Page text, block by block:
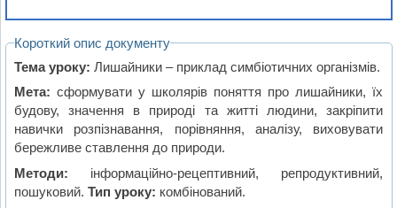
Короткий опис документу
Тема уроку: Лишайники – приклад симбіотичних організмів.
Мета: сформувати у школярів поняття про лишайники, їх
будову, значення в природі та житті людини, закріпити
навички розпізнавання, порівняння, аналізу, виховувати
бережливе ставлення до природи.
Методи: інформаційно-рецептивний, репродуктивний,
пошуковий.Тип уроку: комбінований.